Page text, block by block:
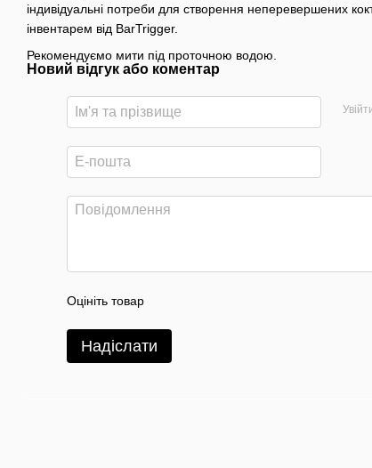
індивідуальні потреби для створення неперевершених
інвентарем від BarTrigger.
Рекомендуємо мити під проточною водою.
Новий відгук або коментар
Оцініть товар
Надіслати